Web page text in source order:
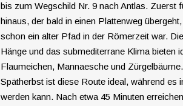
bis zum Wegschild Nr. 9 nach Antlas. Zuerst
hinaus, der bald in einen Plattenweg
schon ein alter Pfad in der Römerzeit war.
Hänge und das submediterrane Klima bieten
Flaumeichen, Mannaesche und
Spätherbst ist diese Route ideal, während es
werden kann. Nach etwa 45 Minuten